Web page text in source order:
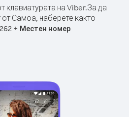
клавиатурата на Viber.За да
Самоа, наберете както
262+ Местен номер